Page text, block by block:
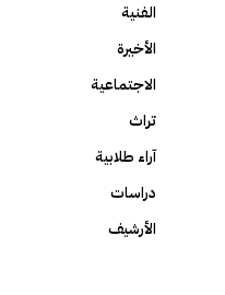
الفنية
الأخيرة
الاجتماعية
تراث
آراء طلابية
دراسات
الأرشيف